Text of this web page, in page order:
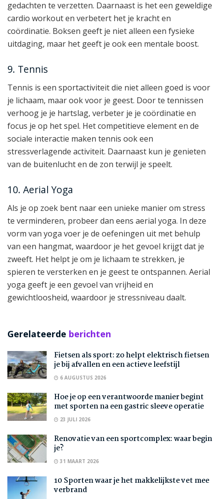
gedachten te verzetten. Daarnaast is het een geweldige
cardio workout en verbetert het je kracht en
coördinatie. Boksen geeft je niet alleen een fysieke
uitdaging, maar het geeft je ook een mentale boost.
9. Tennis
Tennis is een sportactiviteit die niet alleen goed is voor
je lichaam, maar ook voor je geest. Door te tennissen
verhoog je je hartslag, verbeter je je coördinatie en
focus je op het spel. Het competitieve element en de
sociale interactie maken tennis ook een
stressverlagende activiteit. Daarnaast kun je genieten
van de buitenlucht en de zon terwijl je speelt.
10. Aerial Yoga
Als je op zoek bent naar een unieke manier om stress
te verminderen, probeer dan eens aerial yoga. In deze
vorm van yoga voer je de oefeningen uit met behulp
van een hangmat, waardoor je het gevoel krijgt dat je
zweeft. Het helpt je om je lichaam te strekken, je
spieren te versterken en je geest te ontspannen. Aerial
yoga geeft je een gevoel van vrijheid en
gewichtloosheid, waardoor je stressniveau daalt.
Gerelateerde berichten
Fietsen als sport: zo helpt elektrisch fietsen
je bij afvallen en een actieve leefstijl
6 AUGUSTUS 2026
Hoe je op een verantwoorde manier begint
met sporten na een gastric sleeve operatie
23 JULI 2026
Renovatie van een sportcomplex: waar begin
je?
31 MAART 2026
10 Sporten waar je het makkelijkste vet mee
verbrand